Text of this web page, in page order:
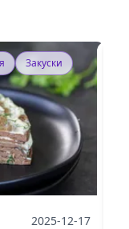
Закуски
2025-12-17